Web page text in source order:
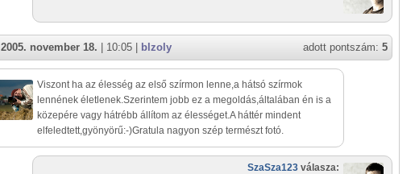
adott pontszám: 5
2005. november 18. | 10:05 | blzoly
Viszont ha az élesség az első szírmon lenne,a hátsó szírmok
lennének életlenek.Szerintem jobb ez a megoldás,általában én is a
közepére vagy hátrébb állítom az élességet.A háttér mindent
elfeledtett,gyönyörű:-)Gratula nagyon szép természt fotó.
SzaSza123 válasza: